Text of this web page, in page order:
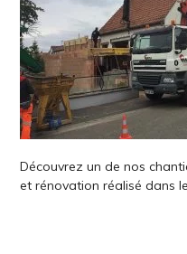
Découvrez un de nos
et rénovation réalisé dans